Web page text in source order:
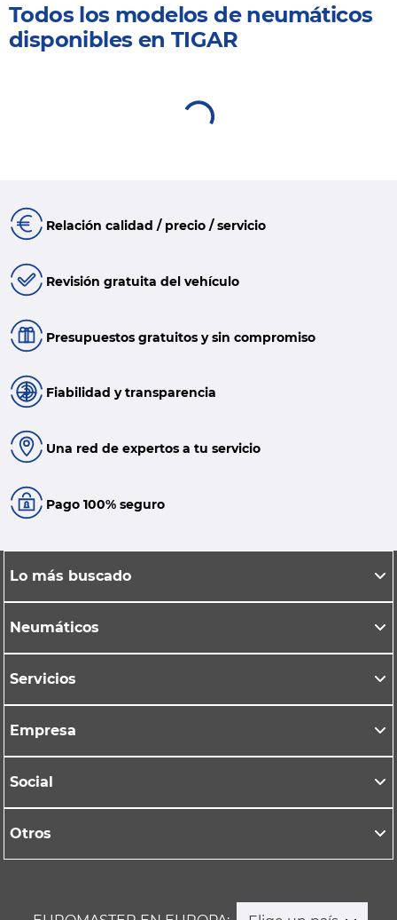
Todos los modelos de neumáticos
disponibles en TIGAR
Relación calidad / precio / servicio
Revisión gratuita del vehículo
Presupuestos gratuitos y sin compromiso
Fiabilidad y transparencia
Una red de expertos a tu servicio
Pago 100% seguro
Lo más buscado
Neumáticos
Servicios
Empresa
Social
Otros